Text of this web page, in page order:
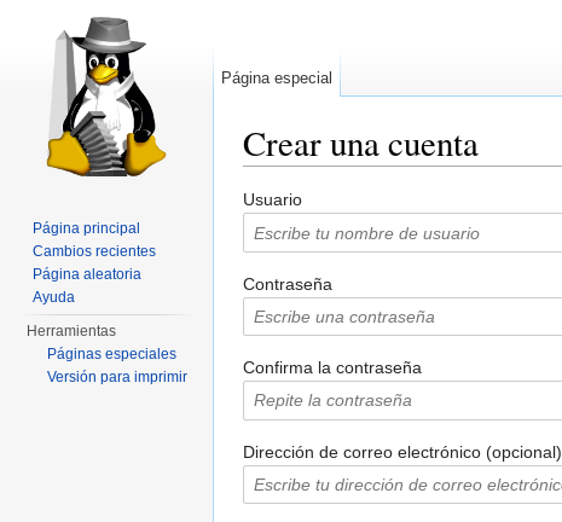
Crear una cuenta
Usuario
Contraseña
Confirma la contraseña
Dirección de correo electrónico (opcional)
Página especial
Página principal
Cambios recientes
Página aleatoria
Ayuda
Herramientas
Páginas especiales
Versión para imprimir